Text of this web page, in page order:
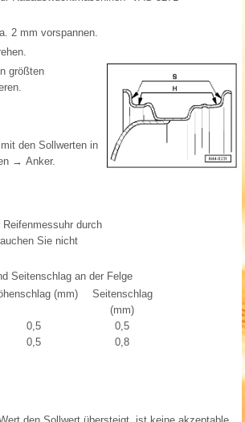
2 mm vorspannen.
größten
den Sollwerten in
→ Anker.
durch
Sie nicht
Seitenschlag an der Felge
(mm)
Seitenschlag
(mm)
0,5
0,5
0,5 0,8